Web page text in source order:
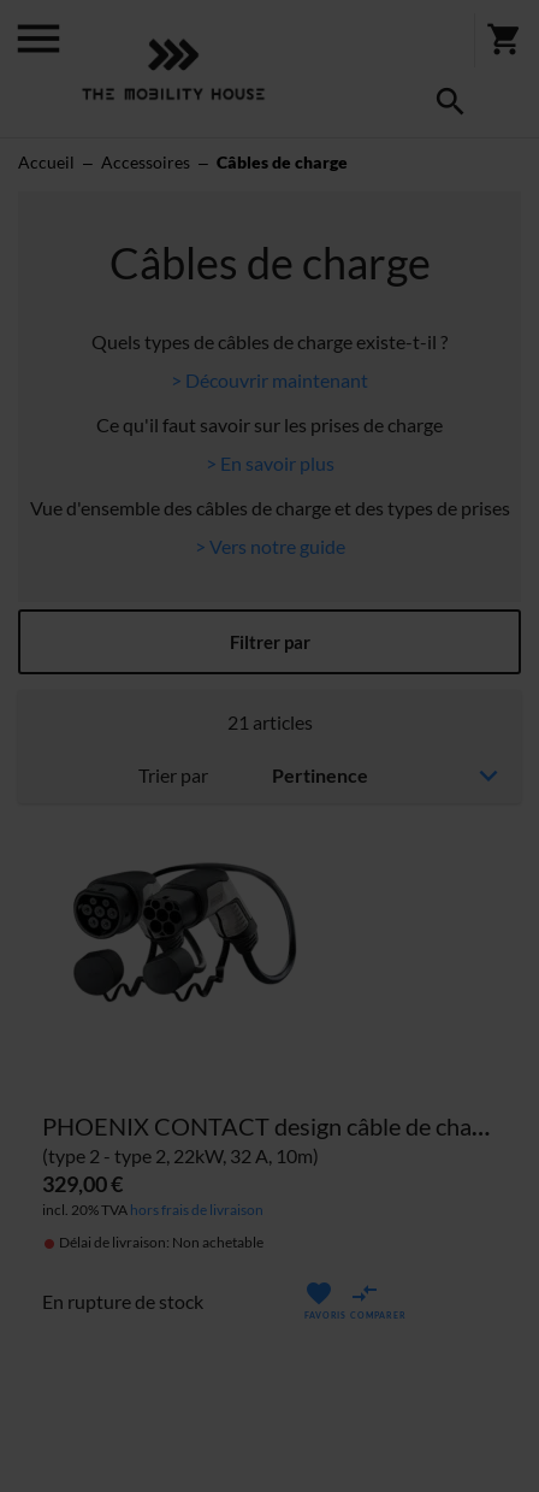
Accueil Accessoires Câbles de charge
Câbles de charge
Quels types de câbles de charge existe-t-il ?
> Découvrir maintenant
Ce qu'il faut savoir sur les prises de charge
> En savoir plus
Vue d'ensemble des câbles de charge et des types de prises
> Vers notre guide
21 articles
Trier par
PHOENIX CONTACT design câble de charge
(type 2 - type 2, 22kW, 32 A, 10m)
329,00 €
incl. 20% TVA hors frais de livraison
Délai de livraison: Non achetable
En rupture de stock
FAVORIS COMPARER
Filtrer par